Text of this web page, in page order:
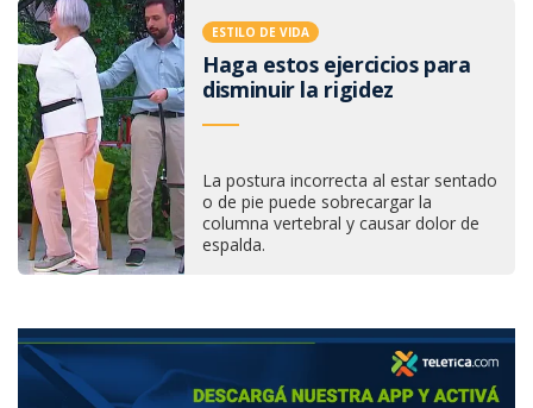
ESTILO DE VIDA
Haga estos ejercicios para
disminuir la rigidez
La postura incorrecta al estar sentado
o de pie puede sobrecargar la
columna vertebral y causar dolor de
espalda.